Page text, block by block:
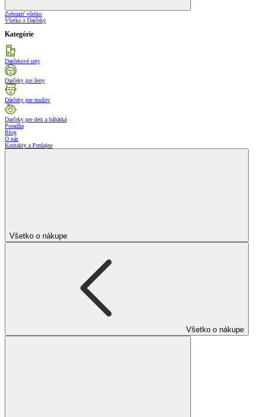
Zobraziť všetko
Všetko z Darčeky
Kategórie
Darčekové sety
Darčeky pre ženy
Dárčeky pre mužov
Darčeky pre deti a bábätká
Poradňa
Blog
O nás
Kontakty a Predajne
Všetko o nákupe
Všetko o nákupe